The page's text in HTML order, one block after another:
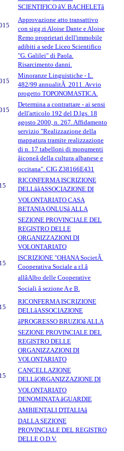
SCIENTIFICO âV. BACHELETâ
Approvazione atto transattivo
con sigg.ri Aloise Dante e Aloise
Remo proprietari dell'immobile
adibiti a sede Liceo Scientifico
"G. Galilei" di Paola.
Risarcimento danni.
Minoranze Linguistiche - L.
482/99 annualitÃ 2011. Avvio
progetto TOPONOMASTICA.
Determina a contrattare - ai sensi
dell'articolo 192 del D.lgs. 18
agosto 2000, n. 267. Affidamento
servizio "Realizzazione della
mappatura tramite realizzazione
di n. 17 tabelloni di monumenti
âiconeâ della cultura albanese e
occitana". CIG Z38166E431
RICONFERMA ISCRIZIONE
DELLââASSOCIAZIONE DI
VOLONTARIATO CASA
BETANIA ONLUSâ ALLA
SEZIONE PROVINCIALE DEL
REGISTRO DELLE
ORGANIZZAZIONI DI
VOLONTARIATO
ISCRIZIONE "OHANA SocietÃ
Cooperativa Sociale a r.l.â
allâAlbo delle Cooperative
Sociali â sezione A e B.
RICONFERMA ISCRIZIONE
DELLâASSOCIAZIONE
âPROGRESSO BRUZIOâ ALLA
SEZIONE PROVINCIALE DEL
REGISTRO DELLE
ORGANIZZAZIONI DI
VOLONTARIATO
CANCELLAZIONE
DELLâORGANIZZAZIONE DI
VOLONTARIATO
DENOMINATA âGUARDIE
AMBIENTALI D'ITALIAâ
DALLA SEZIONE
PROVINCIALE DEL REGISTRO
DELLE O.D.V.